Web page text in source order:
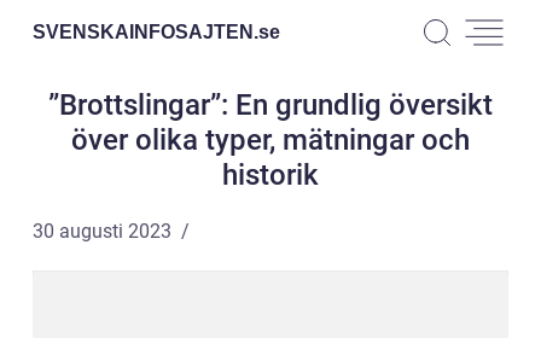
SVENSKAINFOSAJTEN.se
”Brottslingar”: En grundlig översikt
över olika typer, mätningar och
historik
30 augusti 2023